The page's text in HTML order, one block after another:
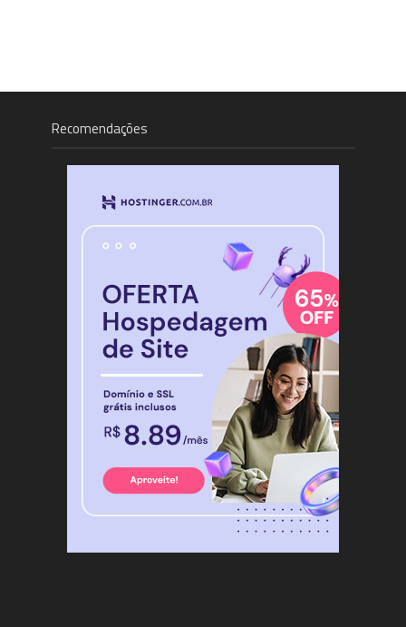
Recomendações